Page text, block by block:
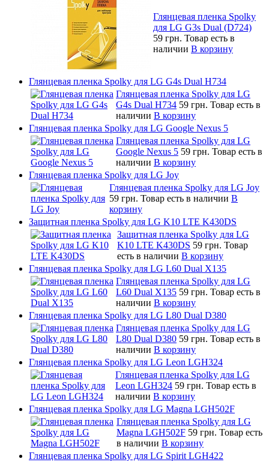
Глянцевая пленка Spolky
для LG G3s Dual (D724)
59 грн. Товар есть в
наличии В корзину
Глянцевая пленка Spolky для LG G4s Dual H734
Глянцевая пленка Spolky для LG
G4s Dual H734 59 грн. Товар есть в
наличии В корзину
Глянцевая пленка Spolky для LG Google Nexus 5
Глянцевая пленка Spolky для LG
Google Nexus 5 59 грн. Товар есть в
наличии В корзину
Глянцевая пленка Spolky для LG Joy
Глянцевая пленка Spolky для LG Joy
59 грн. Товар есть в наличии В
корзину
Защитная пленка Spolky для LG K10 LTE K430DS
Защитная пленка Spolky для LG
K10 LTE K430DS 59 грн. Товар
есть в наличии В корзину
Глянцевая пленка Spolky для LG L60 Dual X135
Глянцевая пленка Spolky для LG
L60 Dual X135 59 грн. Товар есть в
наличии В корзину
Глянцевая пленка Spolky для LG L80 Dual D380
Глянцевая пленка Spolky для LG
L80 Dual D380 59 грн. Товар есть в
наличии В корзину
Глянцевая пленка Spolky для LG Leon LGH324
Глянцевая пленка Spolky для LG
Leon LGH324 59 грн. Товар есть в
наличии В корзину
Глянцевая пленка Spolky для LG Magna LGH502F
Глянцевая пленка Spolky для LG
Magna LGH502F 59 грн. Товар есть
в наличии В корзину
Глянцевая пленка Spolky для LG Spirit LGH422